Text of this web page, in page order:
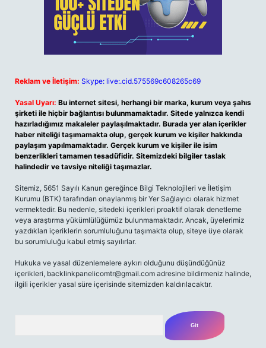
Reklam ve İletişim: Skype: live:.cid.575569c608265c69
Yasal Uyarı: Bu internet sitesi, herhangi bir marka, kurum veya şahıs
şirketi ile hiçbir bağlantısı bulunmamaktadır. Sitede yalnızca kendi
hazırladığımız makaleler paylaşılmaktadır. Burada yer alan içerikler
haber niteliği taşımamakta olup, gerçek kurum ve kişiler hakkında
paylaşım yapılmamaktadır. Gerçek kurum ve kişiler ile isim
benzerlikleri tamamen tesadüfidir. Sitemizdeki bilgiler taslak
halindedir ve tavsiye niteliği taşımazlar.
Sitemiz, 5651 Sayılı Kanun gereğince Bilgi Teknolojileri ve İletişim
Kurumu (BTK) tarafından onaylanmış bir Yer Sağlayıcı olarak hizmet
vermektedir. Bu nedenle, sitedeki içerikleri proaktif olarak denetleme
veya araştırma yükümlülüğümüz bulunmamaktadır. Ancak, üyelerimiz
yazdıkları içeriklerin sorumluluğunu taşımakta olup, siteye üye olarak
bu sorumluluğu kabul etmiş sayılırlar.
Hukuka ve yasal düzenlemelere aykırı olduğunu düşündüğünüz
içerikleri, backlinkpanelicomtr@gmail.com adresine bildirmeniz halinde,
ilgili içerikler yasal süre içerisinde sitemizden kaldırılacaktır.